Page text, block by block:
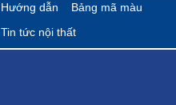
Hướng dẫn
Bảng mã màu
Tin tức nội thất